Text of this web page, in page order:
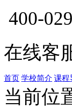
400-
在线客
首页 学校简介 课程
当前位